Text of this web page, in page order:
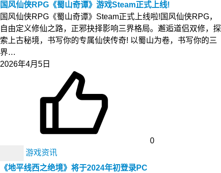
国风仙侠RPG《蜀山奇谭》游戏Steam正式上线!
国风仙侠RPG《蜀山奇谭》Steam正式上线啦!国风仙侠RPG，
自由定义修仙之路，正邪抉择影响三界格局。邂逅道侣双修，探
索上古秘境，书写你的专属仙侠传奇! 以蜀山为卷，书写你的三
界…
2026年4月5日
0
游戏资讯
《地平线西之绝境》将于2024年初登录PC